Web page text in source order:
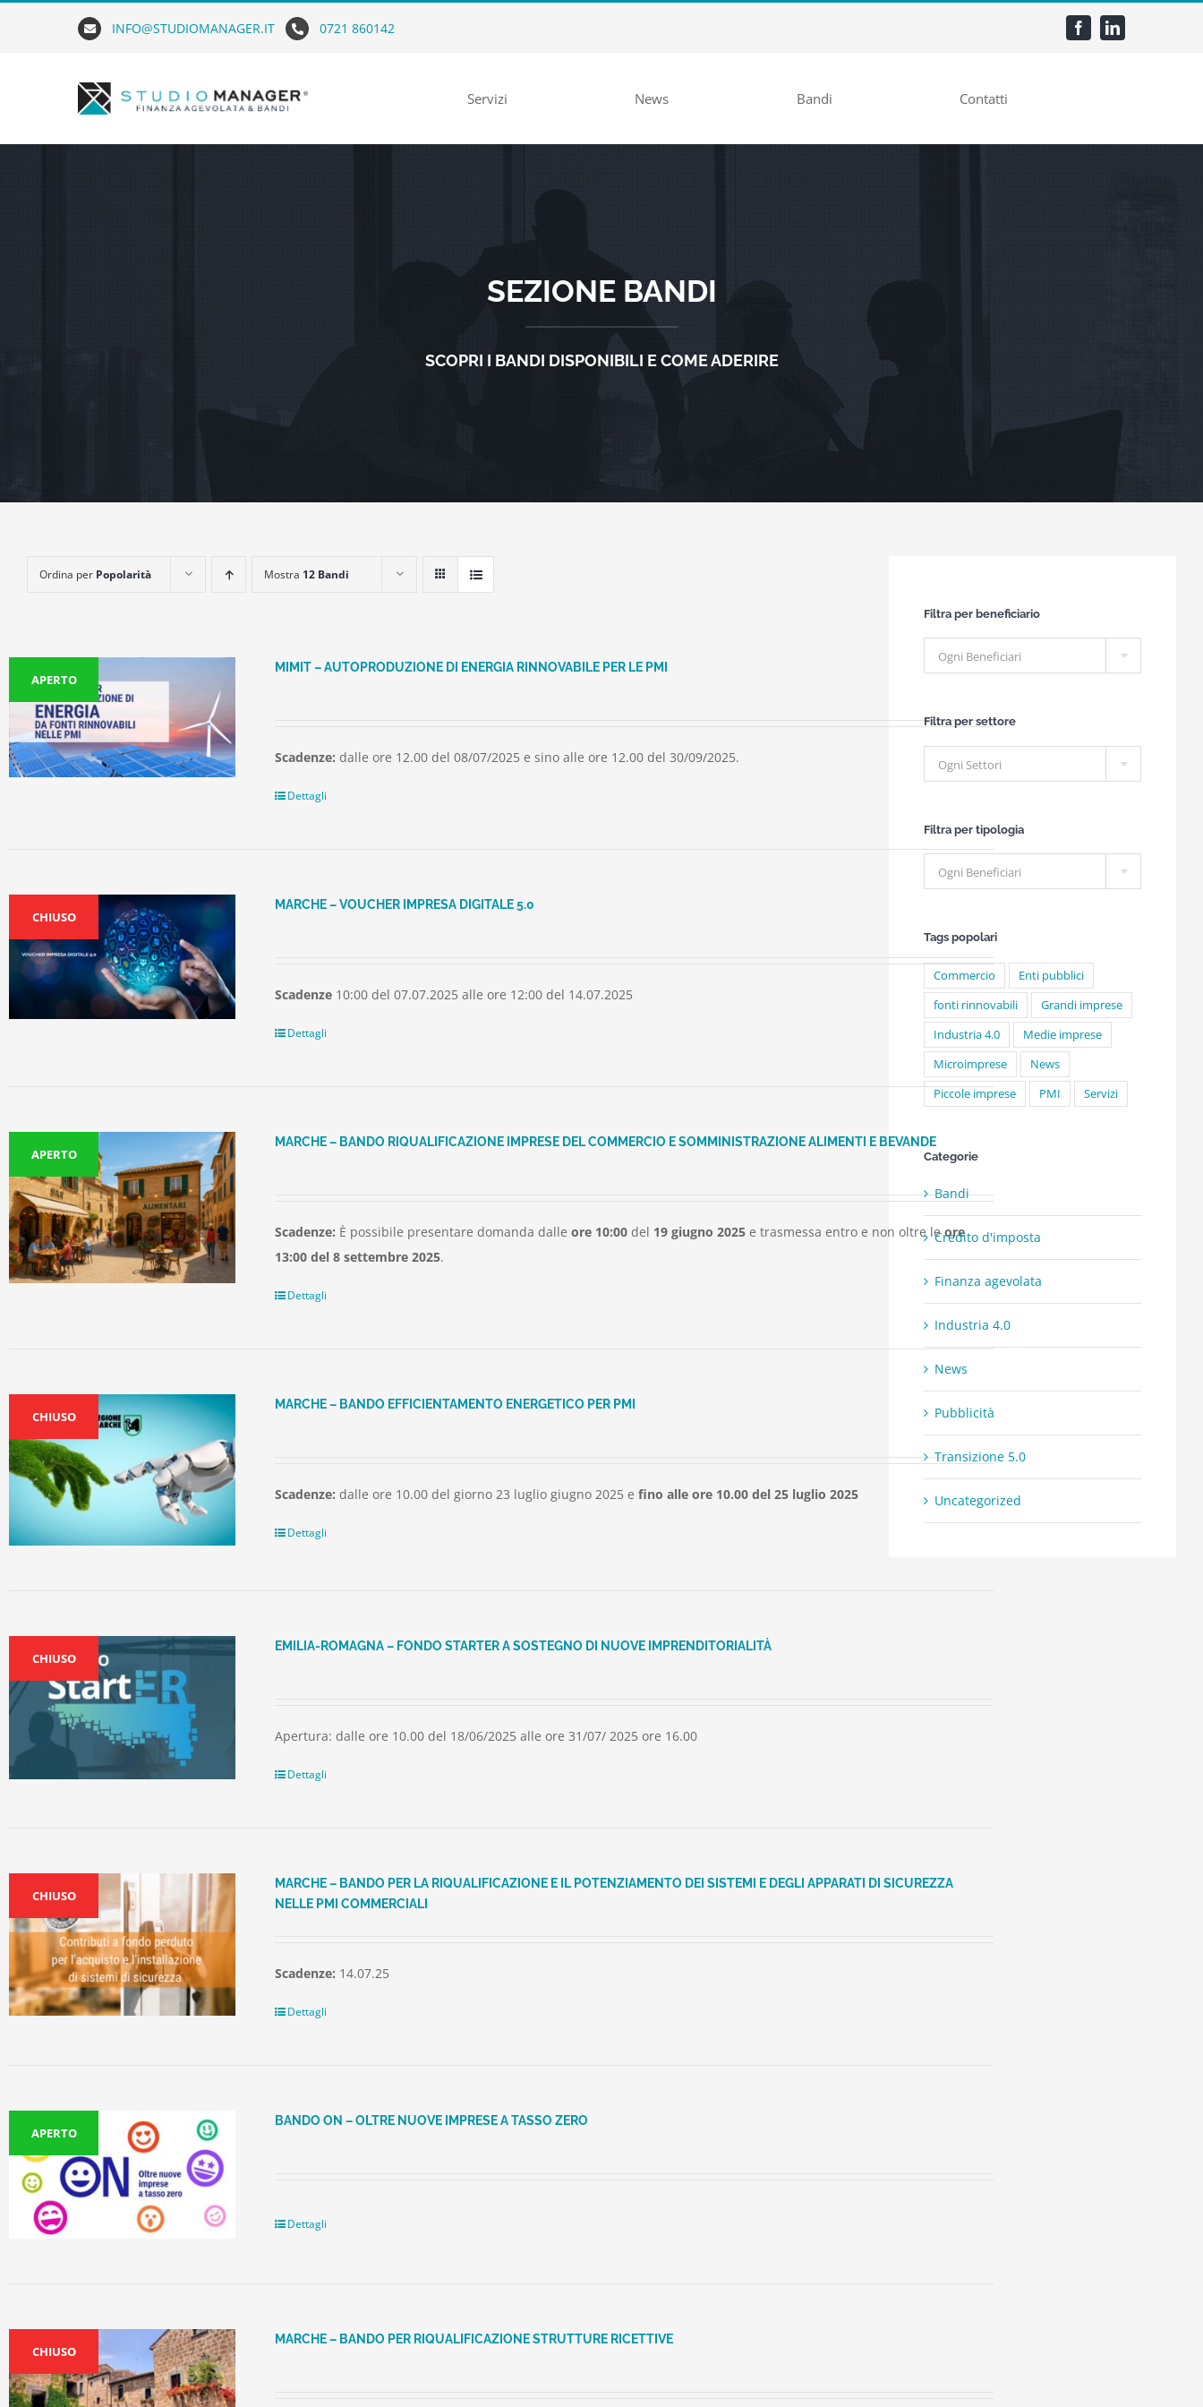
INFO@STUDIOMANAGER.IT 0721 860142
Servizi News Bandi Contatti
SEZIONE BANDI
SCOPRI I BANDI DISPONIBILI E COME ADERIRE
Ordina per Popolarità Mostra 12 Bandi
APERTO
MIMIT – AUTOPRODUZIONE DI ENERGIA RINNOVABILE PER LE PMI
Scadenze: dalle ore 12.00 del 08/07/2025 e sino alle ore 12.00 del 30/09/2025.
Dettagli
CHIUSO
MARCHE – VOUCHER IMPRESA DIGITALE 5.0
Scadenze 10:00 del 07.07.2025 alle ore 12:00 del 14.07.2025
Dettagli
APERTO
MARCHE – BANDO RIQUALIFICAZIONE IMPRESE DEL COMMERCIO E SOMMINISTRAZIONE ALIMENTI E BEVANDE
Scadenze: È possibile presentare domanda dalle ore 10:00 del 19 giugno 2025 e trasmessa entro e non oltre leore
13:00 del 8 settembre 2025.
Dettagli
CHIUSO
MARCHE – BANDO EFFICIENTAMENTO ENERGETICO PER PMI
Scadenze: dalle ore 10.00 del giorno 23 luglio giugno 2025 e fino alle ore 10.00 del 25 luglio 2025
Dettagli
CHIUSO
EMILIA-ROMAGNA – FONDO STARTER A SOSTEGNO DI NUOVE IMPRENDITORIALITÀ
Apertura: dalle ore 10.00 del 18/06/2025 alle ore 31/07/ 2025 ore 16.00
Dettagli
CHIUSO
MARCHE – BANDO PER LA RIQUALIFICAZIONE E IL POTENZIAMENTO DEI SISTEMI E DEGLI APPARATI DI SICUREZZA
NELLE PMI COMMERCIALI
Scadenze: 14.07.25
Dettagli
APERTO
BANDO ON – OLTRE NUOVE IMPRESE A TASSO ZERO
Dettagli
CHIUSO
MARCHE – BANDO PER RIQUALIFICAZIONE STRUTTURE RICETTIVE
Filtra per beneficiario

Ogni Beneficiari
Filtra per settore
Ogni Settori
Filtra per tipologia

Ogni Beneficiari
Tags popolari
Commercio
Enti pubblici
fonti rinnovabili
Grandi imprese
Industria 4.0
Medie imprese
Microimprese
News
Piccole imprese
PMI Servizi
Categorie
Bandi
Credito d'imposta
Finanza agevolata
Industria 4.0
News
Pubblicità
Transizione 5.0
Uncategorized